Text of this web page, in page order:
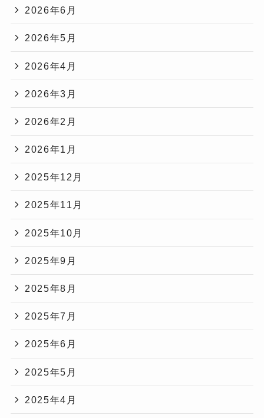
2026年6月
2026年5月
2026年4月
2026年3月
2026年2月
2026年1月
2025年12月
2025年11月
2025年10月
2025年9月
2025年8月
2025年7月
2025年6月
2025年5月
2025年4月